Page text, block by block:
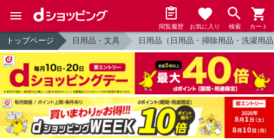
閲覧履歴 お気に入り 検索 カート
トップページ 日用品・文具 日用品（日用品・掃除用品・洗濯用